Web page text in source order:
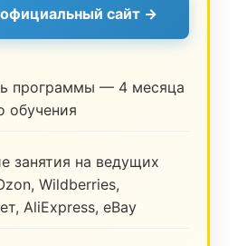
сайт →
программы — 4 месяца
обучения
занятия на ведущих
Wildberries,
AliExpress, eBay